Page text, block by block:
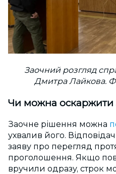
Заочний розгляд
Дмитра Лайкова.
Чи можна оскаржити
Заочне рішення можна
ухвалив його.
заяву про перегляд
проголошення. Якщо
вручили одразу, строк